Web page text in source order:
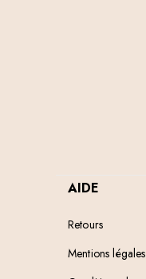
AIDE
Retours
Mentions légales